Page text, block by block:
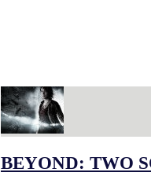
BEYOND: TWO